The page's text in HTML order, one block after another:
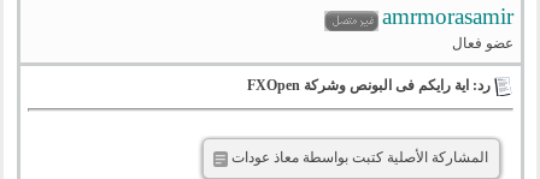
amrmorasamir
عضو فعال
رد: اية رايكم فى البونص وشركة FXOpen
المشاركة الأصلية كتبت بواسطة معاذ عودات